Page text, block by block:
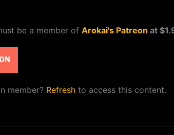
be a member of Arokai's Patreon at
member? Refresh to access this content.